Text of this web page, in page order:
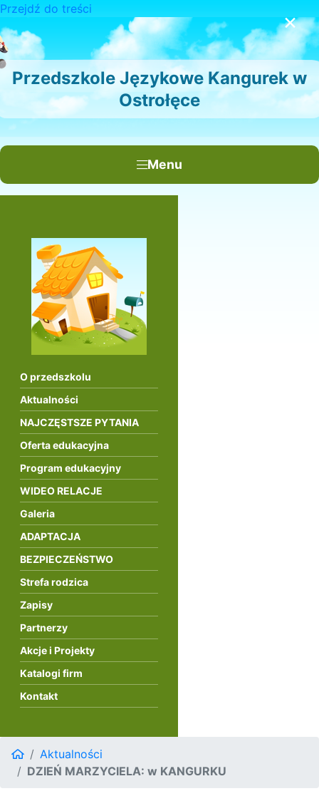
Przejdź do treści
Przedszkole Językowe Kangurek w
Ostrołęce
Menu
×
O przedszkolu
Aktualności
NAJCZĘSTSZE PYTANIA
Oferta edukacyjna
Program edukacyjny
WIDEO RELACJE
Galeria
ADAPTACJA
BEZPIECZEŃSTWO
Strefa rodzica
Zapisy
Partnerzy
Akcje i Projekty
Katalogi firm
Kontakt
Aktualności
DZIEŃ MARZYCIELA: w KANGURKU